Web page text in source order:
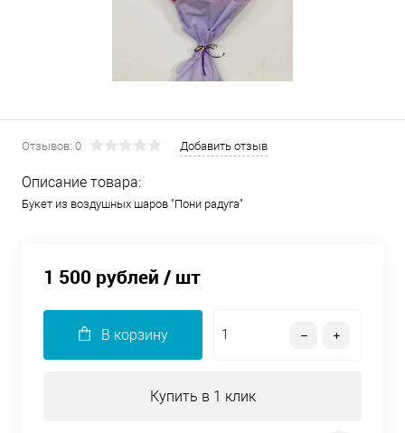
Отзывов: 0 Добавить отзыв
Описание товара:
Букет из воздушных шаров "Пони радуга"
1 500 рублей / шт
В корзину
Купить в 1 клик